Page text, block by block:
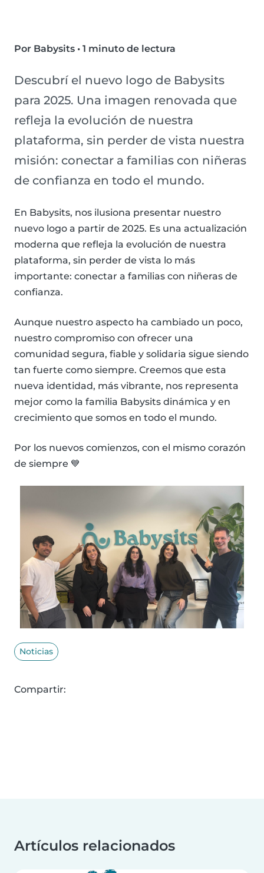
Por Babysits • 1 minuto de lectura
Descubrí el nuevo logo de Babysits
para 2025. Una imagen renovada que
refleja la evolución de nuestra
plataforma, sin perder de vista nuestra
misión: conectar a familias con niñeras
de confianza en todo el mundo.
En Babysits, nos ilusiona presentar nuestro
nuevo logo a partir de 2025. Es una actualización
moderna que refleja la evolución de nuestra
plataforma, sin perder de vista lo más
importante: conectar a familias con niñeras de
confianza.
Aunque nuestro aspecto ha cambiado un poco,
nuestro compromiso con ofrecer una
comunidad segura, fiable y solidaria sigue siendo
tan fuerte como siempre. Creemos que esta
nueva identidad, más vibrante, nos representa
mejor como la familia Babysits dinámica y en
crecimiento que somos en todo el mundo.
Por los nuevos comienzos, con el mismo corazón
de siempre 💙
Noticias
Compartir:
Artículos relacionados